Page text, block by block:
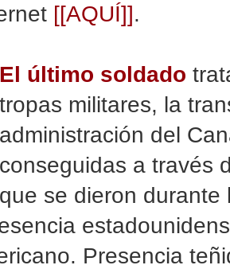
[[AQUÍ]].
El último soldado
tropas militares, la
administración del
conseguidas a través
que se dieron
Presencia